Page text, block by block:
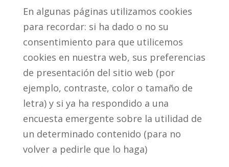
En algunas páginas utilizamos cookies
para recordar: si ha dado o no su
consentimiento para que utilicemos
cookies en nuestra web, sus preferencias
de presentación del sitio web (por
ejemplo, contraste, color o tamaño de
letra) y si ya ha respondido a una
encuesta emergente sobre la utilidad de
un determinado contenido (para no
volver a pedirle que lo haga)